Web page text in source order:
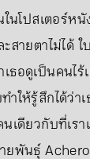
ในโปสเตอร์
สายตาไม่ได้
อดูเป็นคนไร้
ให้รู้สึกได้ว่า
เดียวกับที่เร
ยพันธุ์